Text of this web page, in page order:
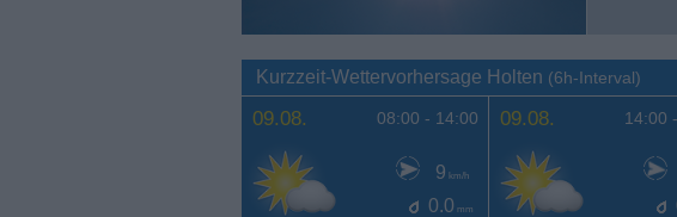
Kurzzeit-Wettervorhersage Holten (6h-Interval)
09.08. 08:00 - 14:00
9 km/h
0.0 mm
09.08. 14:00 -